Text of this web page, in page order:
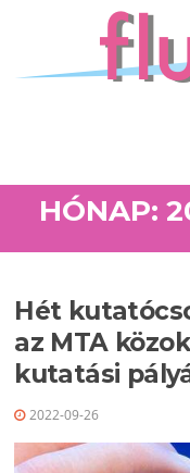
Ugrás a tartalomra
HÓNAP:
Hét
az MTA
kutatási
2022-09-26